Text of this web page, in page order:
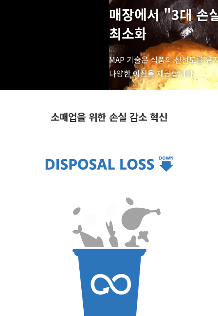
매장에서 "3대 손
최소화
MAP 기술은 식품의 신선도를 유
다양한 이점을 제공합니다.
소매업을 위한 손실 감소 혁신